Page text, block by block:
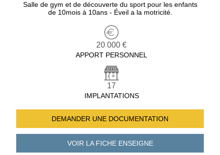
Salle de gym et de découverte du sport pour les enfants
de 10mois à 10ans - Éveil a la motricité.
20 000 €
APPORT PERSONNEL
17
IMPLANTATIONS
DEMANDER UNE DOCUMENTATION
VOIR LA FICHEENSEIGNE